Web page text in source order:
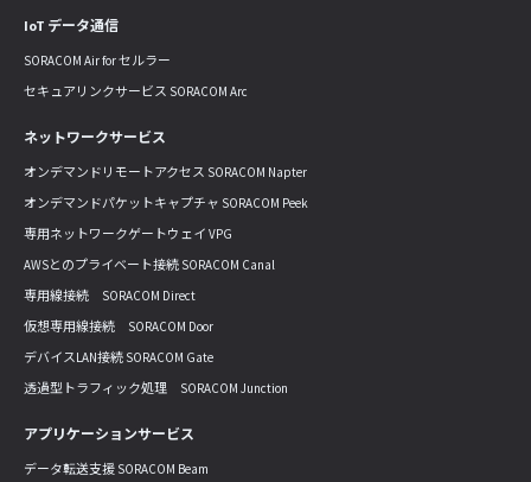
IoT データ通信
SORACOM Air for セルラー
セキュアリンクサービス SORACOM Arc
ネットワークサービス
オンデマンドリモートアクセス SORACOM Napter
オンデマンドパケットキャプチャ SORACOM Peek
専用ネットワークゲートウェイ VPG
AWSとのプライベート接続 SORACOM Canal
専用線接続 SORACOM Direct
仮想専用線接続 SORACOM Door
デバイスLAN接続 SORACOM Gate
透過型トラフィック処理 SORACOM Junction
アプリケーションサービス
データ転送支援 SORACOM Beam